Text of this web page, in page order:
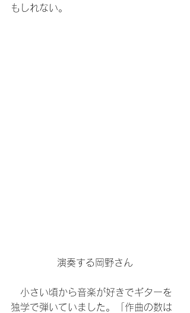
もしれない。
演奏する岡野さん
小さい頃から音楽が好きでギターを
独学で弾いていました。「作曲の数は